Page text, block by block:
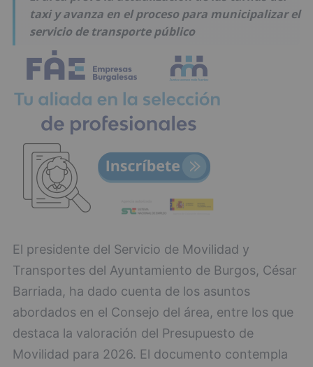
taxi y avanza en el proceso para municipalizar el
servicio de transporte público
El presidente del Servicio de Movilidad y
Transportes del Ayuntamiento de Burgos, César
Barriada, ha dado cuenta de los asuntos
abordados en el Consejo del área, entre los que
destaca la valoración del Presupuesto de
Movilidad para 2026. El documento contempla